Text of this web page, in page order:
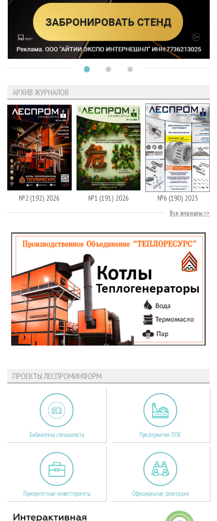
АРХИВ ЖУРНАЛОВ
№2 (192) 2026 №1 (191) 2026 №6 (190) 2025
Все журналы
ПРОЕКТЫ ЛЕСПРОМИНФОРМ
Библиотека специалиста Предприятия ЛПК
Приоритетные инвестпроекты Официальные делегации